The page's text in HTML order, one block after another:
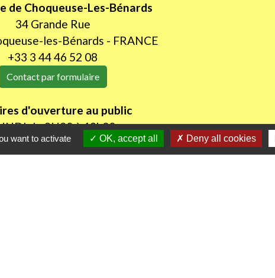
de Choqueuse-Les-Bénards
34 Grande Rue
les-Bénards - FRANCE
+33 3 44 46 52 08
Contact par formulaire
d'ouverture au public
de 8H30 à 12h00
de 14h00 à 18h30
want to activate OK, accept all Deny all cookies